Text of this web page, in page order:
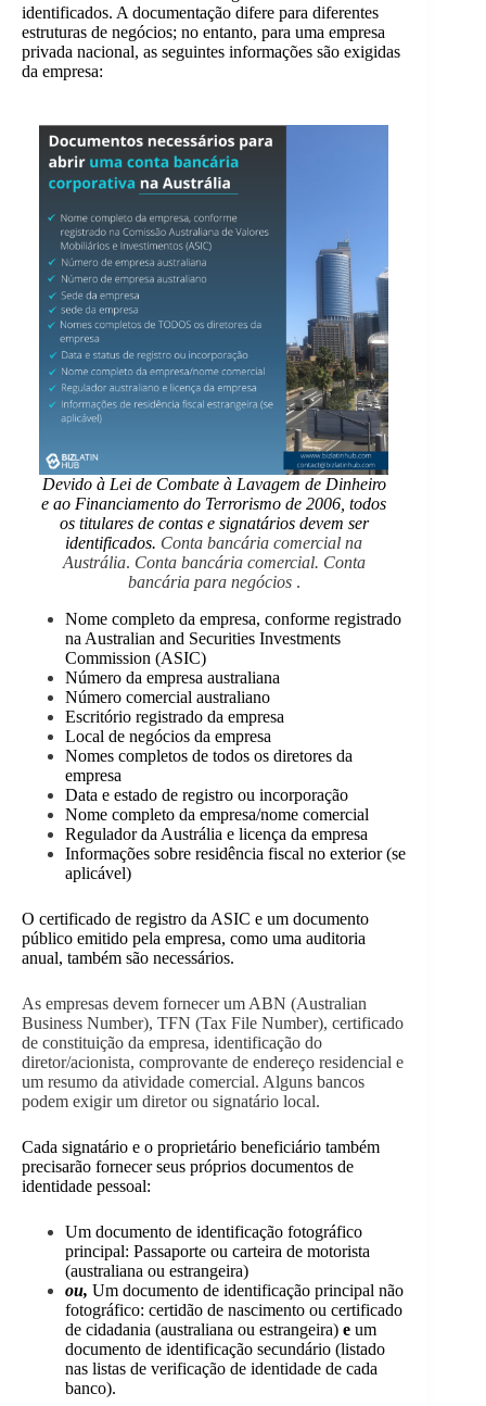
identificados. A documentação difere para diferentes
estruturas de negócios; no entanto, para uma empresa
privada nacional, as seguintes informações são exigidas
da empresa:
Devido à Lei de Combate à Lavagem de Dinheiro
e ao Financiamento do Terrorismo de 2006, todos
os titulares de contas e signatários devem ser
identificados. Conta bancária comercial na
Austrália. Conta bancária comercial. Conta
bancária para negócios .
Nome completo da empresa, conforme registrado
na Australian and Securities Investments
Commission (ASIC)
Número da empresa australiana
Número comercial australiano
Escritório registrado da empresa
Local de negócios da empresa
Nomes completos de todos os diretores da
empresa
Data e estado de registro ou incorporação
Nome completo da empresa/nome comercial
Regulador da Austrália e licença da empresa
Informações sobre residência fiscal no exterior (se
aplicável)
O certificado de registro da ASIC e um documento
público emitido pela empresa, como uma auditoria
anual, também são necessários.
As empresas devem fornecer um ABN (Australian
Business Number), TFN (Tax File Number), certificado
de constituição da empresa, identificação do
diretor/acionista, comprovante de endereço residencial e
um resumo da atividade comercial. Alguns bancos
podem exigir um diretor ou signatário local.
Cada signatário e o proprietário beneficiário também
precisarão fornecer seus próprios documentos de
identidade pessoal:
Um documento de identificação fotográfico
principal: Passaporte ou carteira de motorista
(australiana ou estrangeira)
ou, Um documento de identificação principal não
fotográfico: certidão de nascimento ou certificado
de cidadania (australiana ou estrangeira) e um
documento de identificação secundário (listado
nas listas de verificação de identidade de cada
banco).